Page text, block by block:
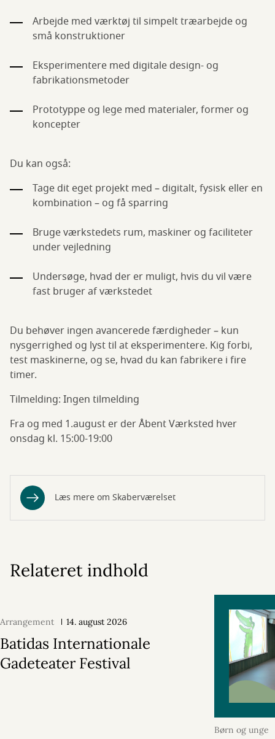
Arbejde med værktøj til simpelt træarbejde og
små konstruktioner
Eksperimentere med digitale design- og
fabrikationsmetoder
Prototyppe og lege med materialer, former og
koncepter
Du kan også:
Tage dit eget projekt med – digitalt, fysisk eller en
kombination – og få sparring
Bruge værkstedets rum, maskiner og faciliteter
under vejledning
Undersøge, hvad der er muligt, hvis du vil være
fast bruger af værkstedet
Du behøver ingen avancerede færdigheder – kun
nysgerrighed og lyst til at eksperimentere. Kig forbi,
test maskinerne, og se, hvad du kan fabrikere i fire
timer.
Tilmelding: Ingen tilmelding
Fra og med 1.august er der Åbent Værksted hver
onsdag kl. 15:00-19:00
Læs mere om Skaberværelset
Relateret indhold
Arrangement 14. august 2026
Batidas Internationale
Gadeteater Festival
Børn og unge